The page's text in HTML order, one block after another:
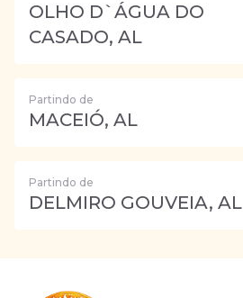
OLHO D`ÁGUA DO
CASADO, AL
Partindo de
MACEIÓ, AL
Partindo de
DELMIRO GOUVEIA, AL